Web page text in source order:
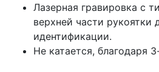
Лазерная гравировка с
верхней части рукоятки
идентификации.
Не катается, благодаря